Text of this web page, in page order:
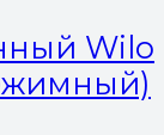
Wilo